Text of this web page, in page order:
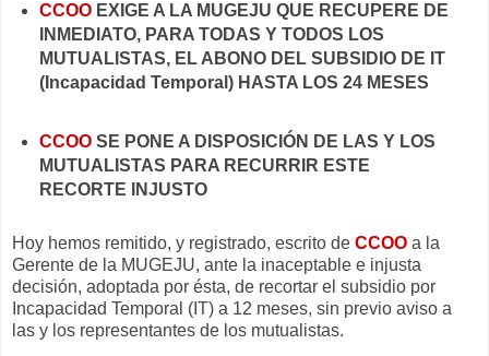
CCOOEXIGE A LA MUGEJU QUE RECUPERE DE
INMEDIATO, PARA TODAS Y TODOS LOS
MUTUALISTAS, EL ABONO DEL SUBSIDIO DE IT
(Incapacidad Temporal) HASTA LOS 24 MESES
CCOOSE PONE A DISPOSICIÓN DE LAS Y LOS
MUTUALISTAS PARA RECURRIR ESTE
RECORTE INJUSTO
Hoy hemos remitido, y registrado, escrito de CCOO a la
Gerente de la MUGEJU, ante la inaceptable e injusta
decisión, adoptada por ésta, de recortar el subsidio por
Incapacidad Temporal (IT) a 12 meses, sin previo aviso a
las y los representantes de los mutualistas.